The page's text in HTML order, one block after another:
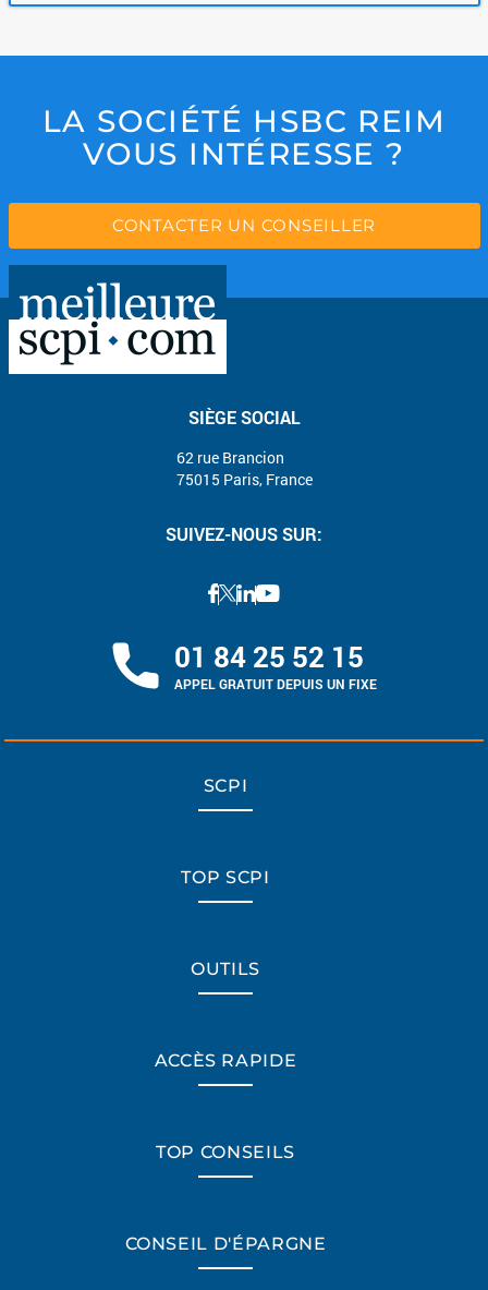
LA SOCIÉTÉ HSBC REIM
VOUS INTÉRESSE ?
CONTACTER UN CONSEILLER
SIÈGE SOCIAL
62 rue Brancion
75015 Paris, France
SUIVEZ-NOUS SUR:
01 84 25 52 15
APPEL GRATUIT DEPUIS UN FIXE
SCPI
TOP SCPI
OUTILS
ACCÈS RAPIDE
TOP CONSEILS
CONSEIL D'ÉPARGNE